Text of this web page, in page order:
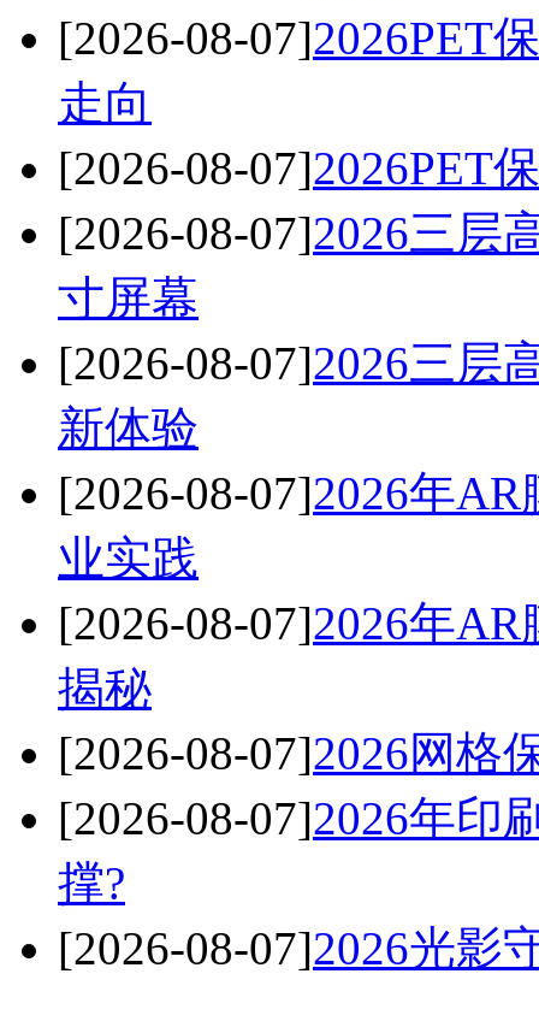
[2026-08-07]2026PET
走向
[2026-08-07]2026PET
[2026-08-07]2026三层
寸屏幕
[2026-08-07]2026三层
新体验
[2026-08-07]2026年
业实践
[2026-08-07]2026年
揭秘
[2026-08-07]2026网格
[2026-08-07]2026年印
撑?
[2026-08-07]2026光影